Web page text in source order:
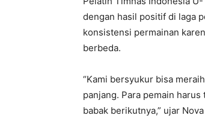
dengan hasil positif di laga
konsistensi permainan
berbeda.
“Kami bersyukur bisa
panjang. Para pemain
babak berikutnya,” ujar